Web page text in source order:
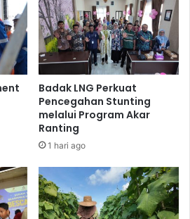
Lurah Satimpo Sofyansyah
kasih kepada Badak LNG
memberdayakan masyarakat
di wilayah Kelurahan
pelatihan optimalisasi
bermanfaat untuk meningkatkan
Badak LNG Perkuat
Pencegahan Stunting
melalui Program Akar
Ranting
1 hari ago